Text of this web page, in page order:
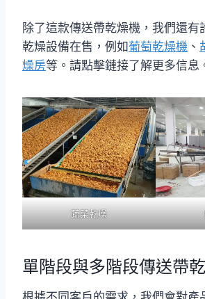
除了這款傳送帶乾燥機，我們還有
乾燥設備在售，例如葡萄乾燥機 、
燥房等。請點擊鏈接了解更多信息
蔬菜乾燥
單階段與多階段傳送帶